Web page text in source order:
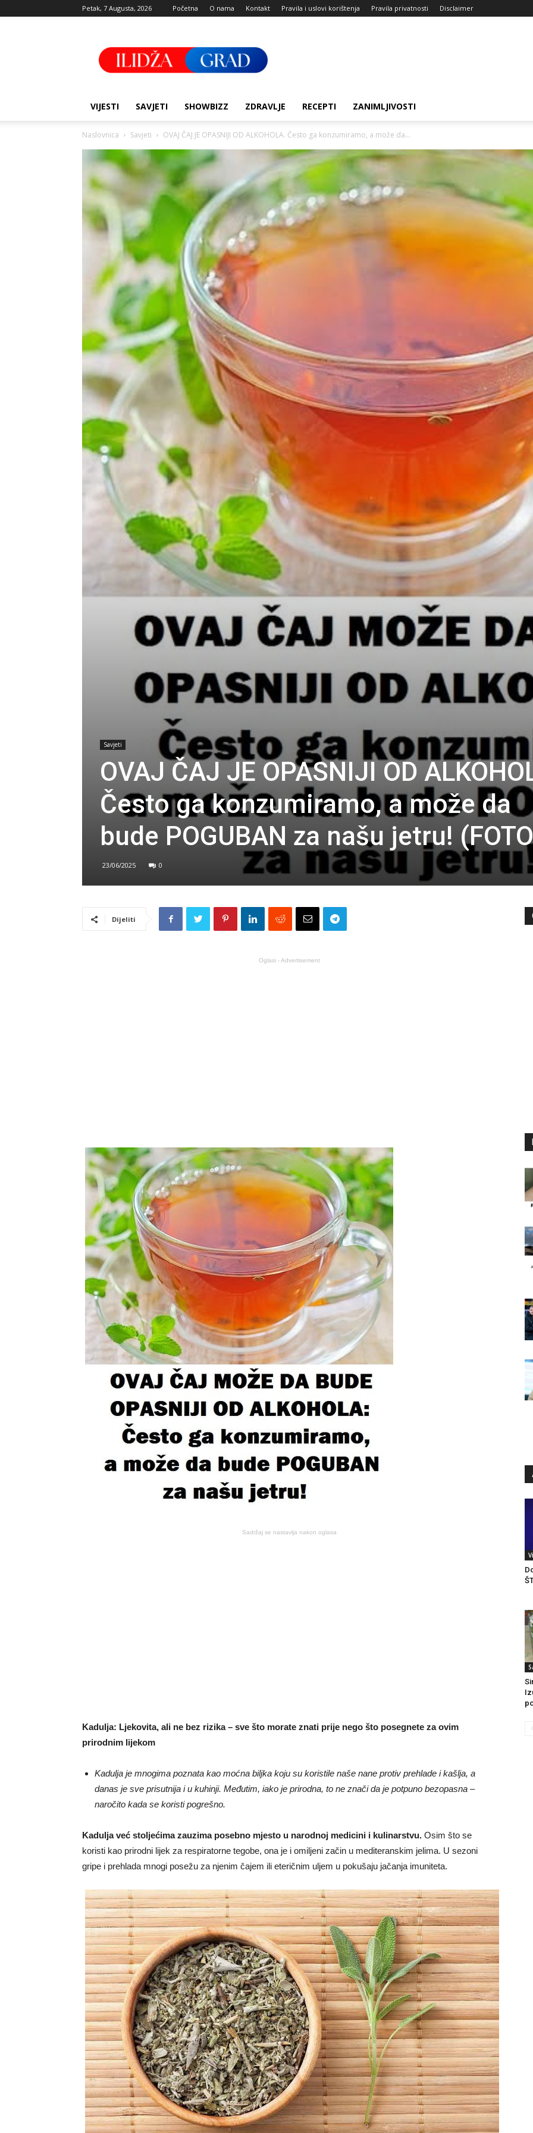
Petak, 7 Augusta, 2026 Početna O nama Kontakt Pravila i uslovi korištenja Pravila privatnosti Disclaimer
Grad
VIJESTI SAVJETI SHOWBIZZ ZDRAVLJE RECEPTI ZANIMLJIVOSTI
Naslovnica Savjeti OVAJ ČAJ JE OPASNIJI OD ALKOHOLA. Često ga konzumiramo, a može da...
Savjeti
OVAJ ČAJ JE OPASNIJI OD
Često ga konzumiramo, a može da
bude POGUBAN za našu jetru!
23/06/2025 0
Dijeliti
Oglasi - Advertisement
Sadržaj se nastavlja nakon oglasa
Kadulja: Ljekovita, ali ne bez rizika – sve što morate znati prije nego što posegnete za ovim
prirodnim lijekom
Kadulja je mnogima poznata kao moćna biljka koju su koristile naše nane protiv prehlade i kašlja, a
danas je sve prisutnija i u kuhinji. Međutim, iako je prirodna, to ne znači da je potpuno bezopasna –
naročito kada se koristi pogrešno.
Kadulja već stoljećima zauzima posebno mjesto u narodnoj medicini i kulinarstvu. Osim što se
koristi kao prirodni lijek za respiratorne tegobe, ona je i omiljeni začin u mediteranskim jelima. U sezoni
gripe i prehlada mnogi posežu za njenim čajem ili eteričnim uljem u pokušaju jačanja imuniteta.